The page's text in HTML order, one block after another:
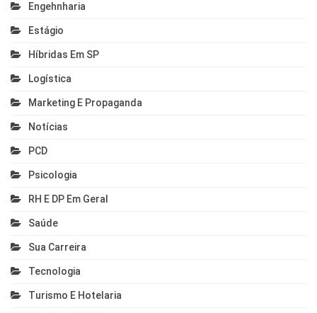
Engehnharia
Estágio
Híbridas Em SP
Logística
Marketing E Propaganda
Notícias
PCD
Psicologia
RH E DP Em Geral
Saúde
Sua Carreira
Tecnologia
Turismo E Hotelaria